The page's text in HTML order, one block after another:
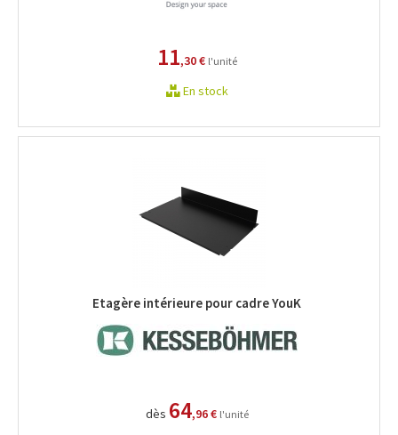
11,30 € l'unité
En stock
Etagère intérieure pour cadre YouK
dès 64,96 € l'unité